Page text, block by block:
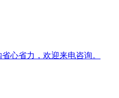
心省力，欢迎来电咨询。